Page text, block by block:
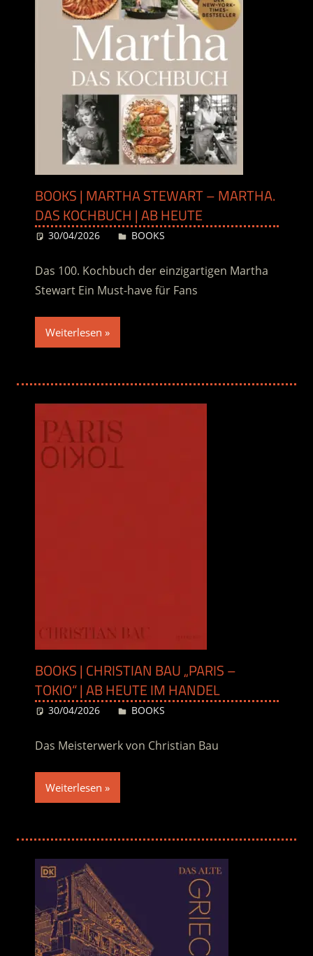
BOOKS | MARTHA STEWART – MARTHA.
DAS KOCHBUCH | AB HEUTE
30/04/2026 Desiree
BOOKS
Das 100. Kochbuch der einzigartigen Martha
Stewart Ein Must-have für Fans
Weiterlesen
BOOKS | CHRISTIAN BAU „PARIS –
TOKIO“ | AB HEUTE IM HANDEL
30/04/2026 Desiree
BOOKS
Das Meisterwerk von Christian Bau
Weiterlesen